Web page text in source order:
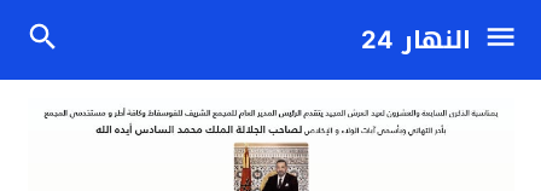
النهار 24